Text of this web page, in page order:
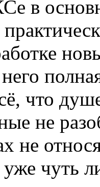
в
что
не
не
чуть